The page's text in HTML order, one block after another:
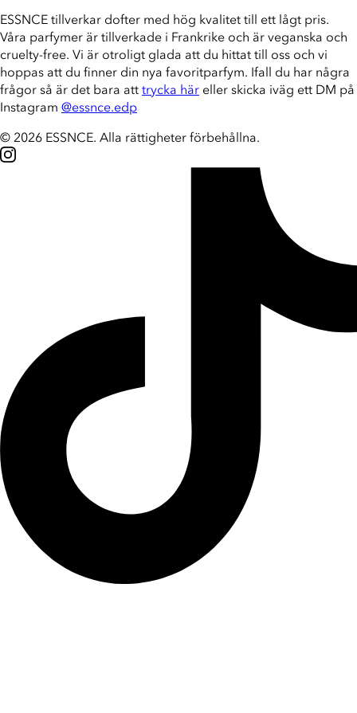
ESSNCE tillverkar dofter med hög kvalitet till ett lågt pris.
Våra parfymer är tillverkade i Frankrike och är veganska och
cruelty-free. Vi är otroligt glada att du hittat till oss och vi
hoppas att du finner din nya favoritparfym. Ifall du har några
frågor så är det bara atttrycka här eller skicka iväg ett DM på
Instagram @essnce.edp
© 2026 ESSNCE. Alla rättigheter förbehållna.